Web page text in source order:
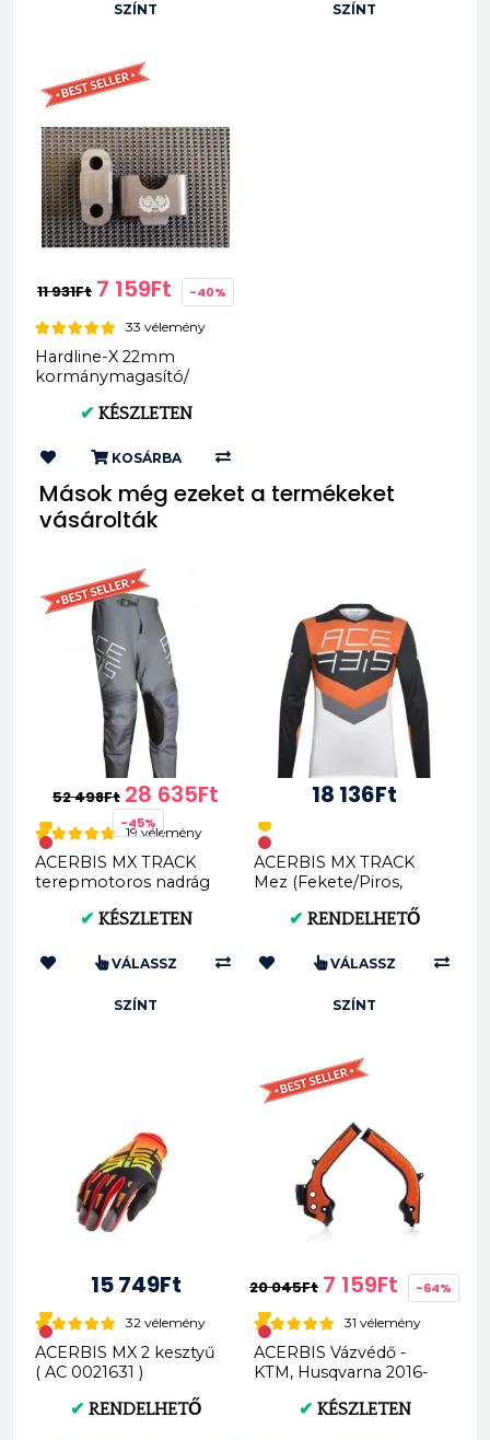
SZÍNT SZÍNT
11 931Ft 7 159Ft -40%
33 vélemény
Hardline-X 22mm
kormánymagasító/
✔ KÉSZLETEN
KOSÁRBA
Mások még ezeket a termékeket
vásárolták
52 498Ft 28 635Ft
-45%
19 vélemény
ACERBIS MX TRACK
terepmotoros nadrág
✔ KÉSZLETEN
VÁLASSZ
SZÍNT
18 136Ft
ACERBIS MX TRACK
Mez (Fekete/Piros,
Fekete/Szürke,
✔ RENDELHETŐ
VÁLASSZ
SZÍNT
15 749Ft
32 vélemény
ACERBIS MX 2 kesztyű
( AC 0021631 )
✔ RENDELHETŐ
20 045Ft 7 159Ft -64%
31 vélemény
ACERBIS Vázvédő -
KTM, Husqvarna 2016-
✔ KÉSZLETEN